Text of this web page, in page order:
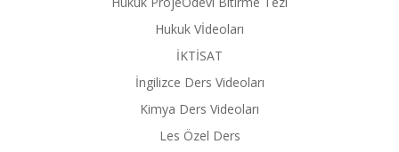
Hukuk Vİdeoları
İKTİSAT
İngilizce Ders Videoları
Kimya Ders Videoları
Les Özel Ders